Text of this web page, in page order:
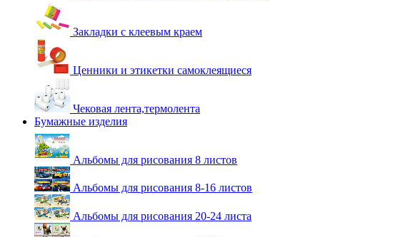
Закладки с клеевым краем
Ценники и этикетки самоклеящиеся
Чековая лента,термолента
Бумажные изделия
Альбомы для рисования 8 листов
Альбомы для рисования 8-16 листов
Альбомы для рисования 20-24 листа